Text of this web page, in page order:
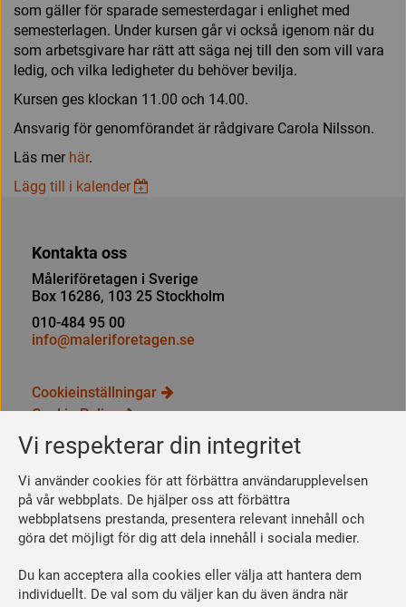
Vi respekterar din integritet
Vi använder cookies för att förbättra användarupplevelsen
på vår webbplats. De hjälper oss att förbättra
webbplatsens prestanda, presentera relevant innehåll och
göra det möjligt för dig att dela innehåll i sociala medier.
Du kan acceptera alla cookies eller välja att hantera dem
individuellt. De val som du väljer kan du även ändra när
som gäller för sparade semesterdagar i enlighet med
semesterlagen. Under kursen går vi också igenom när du
som arbetsgivare har rätt att säga nej till den som vill vara
ledig, och vilka ledigheter du behöver bevilja.
Kursen ges klockan 11.00 och 14.00.
Ansvarig för genomförandet är rådgivare Carola Nilsson.
Läs mer här.
Lägg till i kalender
Kontakta oss
Måleriföretagen i Sverige
Box 16286, 103 25 Stockholm
010-484 95 00
info@maleriforetagen.se
Cookieinställningar
Cookie Policy
Integritetspolicy
Bli medlem
Så här blir du medlem
Se dina förmåner
Räkna ut din medlemsavgift
Följ oss